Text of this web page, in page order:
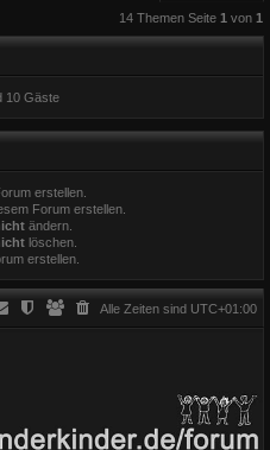
14 Themen Seite 1 von 1
10 Gäste
erstellen.
Forum erstellen.
ändern.
löschen.
erstellen.
Alle Zeiten sind UTC+01:00